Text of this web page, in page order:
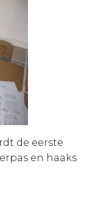
de eerste
en haaks